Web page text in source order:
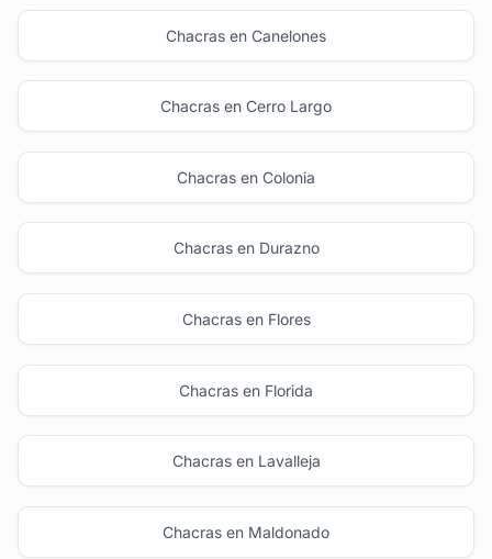
Chacras en Canelones
Chacras en Cerro Largo
Chacras en Colonia
Chacras en Durazno
Chacras en Flores
Chacras en Florida
Chacras en Lavalleja
Chacras en Maldonado